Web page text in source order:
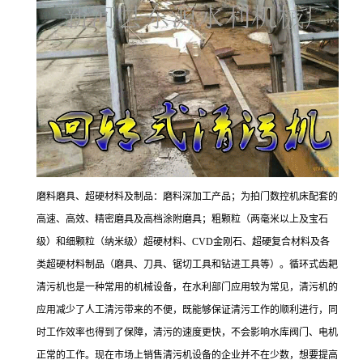
磨料磨具、超硬材料及制品：磨料深加工产品；为拍门数控机床配套的
高速、高效、精密磨具及高档涂附磨具；粗颗粒（两毫米以上及宝石
级）和细颗粒（纳米级）超硬材料、CVD金刚石、超硬复合材料及各
类超硬材料制品（磨具、刀具、锯切工具和钻进工具等）。循环式齿耙
清污机也是一种常用的机械设备，在水利部门应用较为常见，清污机的
应用减少了人工清污带来的不便，既能够保证清污工作的顺利进行，同
时工作效率也得到了保障，清污的速度更快，不会影响水库阀门、电机
正常的工作。现在市场上销售清污机设备的企业并不在少数，想要提高